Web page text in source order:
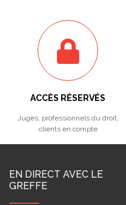
ACCÈS RÉSERVÉS
Juges, professionnels du droit,
clients en compte
EN DIRECT AVEC LE
GREFFE